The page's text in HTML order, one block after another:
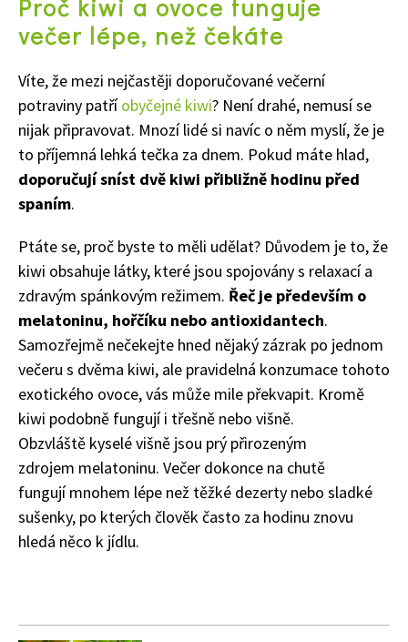
Proč kiwi a ovoce funguje
večer lépe, než čekáte
Víte, že mezi nejčastěji doporučované večerní
potraviny patříobyčejné kiwi? Není drahé, nemusí se
nijak připravovat. Mnozí lidé si navíc o něm myslí, že je
to příjemná lehká tečka za dnem. Pokud máte hlad,
doporučují sníst dvě kiwi přibližně hodinu před
spaním.
Ptáte se, proč byste to měli udělat? Důvodem je to, že
kiwi obsahuje látky, které jsou spojovány s relaxací a
zdravým spánkovým režimem. Řeč je především o
melatoninu, hořčíku nebo antioxidantech.
Samozřejmě nečekejte hned nějaký zázrak po jednom
večeru s dvěma kiwi, ale pravidelná konzumace tohoto
exotického ovoce, vás může mile překvapit. Kromě
kiwi podobně fungují i třešně nebo višně.
Obzvláště kyselé višně jsou prý přirozeným
zdrojem melatoninu. Večer dokonce na chutě
fungují mnohem lépe než těžké dezerty nebo sladké
sušenky, po kterých člověk často za hodinu znovu
hledá něco k jídlu.